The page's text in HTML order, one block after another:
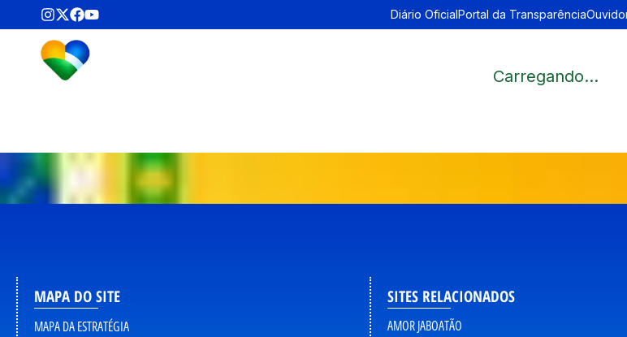
Diário OficialPortal da Transparência
Carregando...
MAPA DO SITE
MAPA DA ESTRATÉGIA
SITES RELACIONADOS
AMOR JABOATÃO